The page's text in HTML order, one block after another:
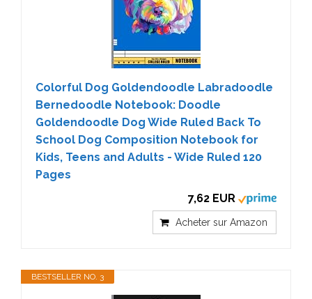
Colorful Dog Goldendoodle Labradoodle
Bernedoodle Notebook: Doodle
Goldendoodle Dog Wide Ruled Back To
School Dog Composition Notebook for
Kids, Teens and Adults - Wide Ruled 120
Pages
7,62 EUR
Acheter sur Amazon
BESTSELLER NO. 3